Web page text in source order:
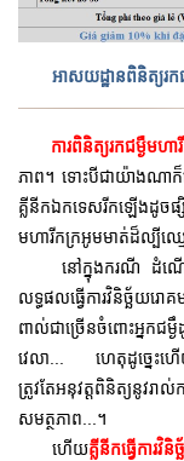
អាសយដ្ឋានពិនិត្យរ
ការពិនិត្យរកជម្ងឺមហ
ភាព។ ទោះបីជាយ៉ាងណាក៏ដោ
គ្លីនីកឯកទេសរីកឡើងដូចផ្
មហារីកក្រអូមមាត់ដ៏ល្បីឈ្ម
នៅក្នុងករណី ដំណើ
លទ្ធផលធ្វើការវិនិច្ឆ័យរោ
ពាល់ជាច្រើនចំពោះអ្នកជម្ងឹ
វេលា... ហេតុដូច្នេះហើយ
ត្រូវតែអនុវត្តពិនិត្យនូវរា
សមត្ថភាព...។
ហើយគ្លីនីកធ្វើការ